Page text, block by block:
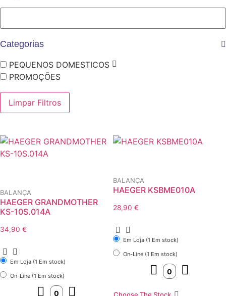
Categorias
PEQUENOS DOMESTICOS
PROMOÇÕES
Limpar Filtros
BALANÇA
HAEGER GRANDMOTHER
KS-10S.014A
34,90 €
Em Loja (1 Em stock)
On-Line (1 Em stock)
BALANÇA
HAEGER KSBME010A
28,90 €
Em Loja (1 Em stock)
On-Line (1 Em stock)